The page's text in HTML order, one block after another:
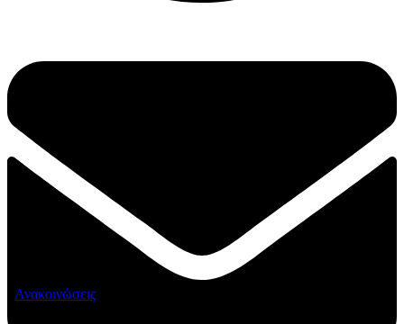
Ανακοινώσεις